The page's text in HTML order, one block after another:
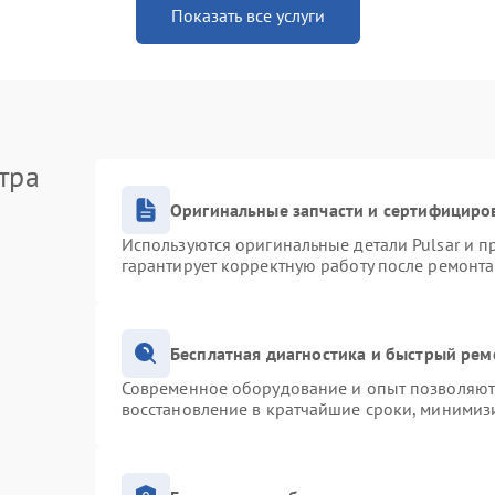
Показать все услуги
Оригинальные запчасти и
Используются оригинальные детали Pulsar и
гарантирует корректную работу после
Бесплатная диагностика и быстрый
Современное оборудование и опыт позволяют
восстановление в кратчайшие сроки,